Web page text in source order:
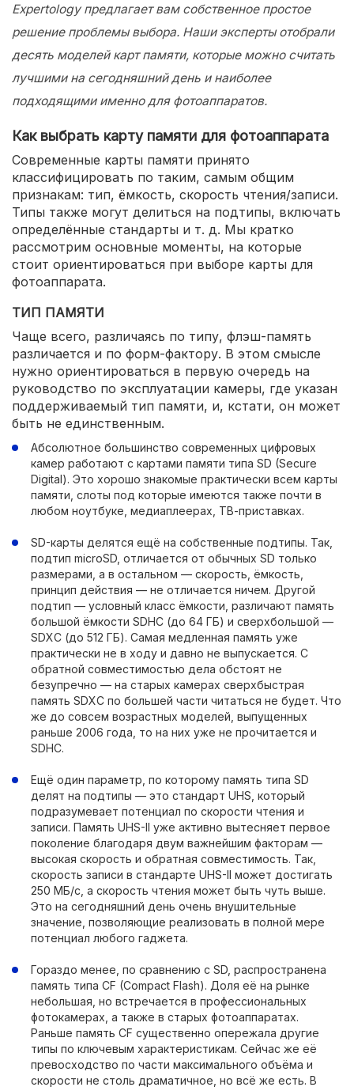
Expertology предлагает вам собственное простое
решение проблемы выбора. Наши эксперты отобрали
десять моделей карт памяти, которые можно считать
лучшими на сегодняшний день и наиболее
подходящими именно для фотоаппаратов.
Как выбрать карту памяти для фотоаппарата
Современные карты памяти принято
классифицировать по таким, самым общим
признакам: тип, ёмкость, скорость чтения/записи.
Типы также могут делиться на подтипы, включать
определённые стандарты и т. д. Мы кратко
рассмотрим основные моменты, на которые
стоит ориентироваться при выборе карты для
фотоаппарата.
ТИП ПАМЯТИ
Чаще всего, различаясь по типу, флэш-память
различается и по форм-фактору. В этом смысле
нужно ориентироваться в первую очередь на
руководство по эксплуатации камеры, где указан
поддерживаемый тип памяти, и, кстати, он может
быть не единственным.
Абсолютное большинство современных цифровых
камер работают с картами памяти типа SD (Secure
Digital). Это хорошо знакомые практически всем карты
памяти, слоты под которые имеются также почти в
любом ноутбуке, медиаплеерах, ТВ-приставках.
SD-карты делятся ещё на собственные подтипы. Так,
подтип microSD, отличается от обычных SD только
размерами, а в остальном — скорость, ёмкость,
принцип действия — не отличается ничем. Другой
подтип — условный класс ёмкости, различают память
большой ёмкости SDHC (до 64 ГБ) и сверхбольшой —
SDXC (до 512 ГБ). Самая медленная память уже
практически не в ходу и давно не выпускается. С
обратной совместимостью дела обстоят не
безупречно — на старых камерах сверхбыстрая
память SDXC по большей части читаться не будет. Что
же до совсем возрастных моделей, выпущенных
раньше 2006 года, то на них уже не прочитается и
SDHC.
Ещё один параметр, по которому память типа SD
делят на подтипы — это стандарт UHS, который
подразумевает потенциал по скорости чтения и
записи. Память UHS-II уже активно вытесняет первое
поколение благодаря двум важнейшим факторам —
высокая скорость и обратная совместимость. Так,
скорость записи в стандарте UHS-II может достигать
250 МБ/c, а скорость чтения может быть чуть выше.
Это на сегодняшний день очень внушительные
значение, позволяющие реализовать в полной мере
потенциал любого гаджета.
Гораздо менее, по сравнению с SD, распространена
память типа CF (Compact Flash). Доля её на рынке
небольшая, но встречается в профессиональных
фотокамерах, а также в старых фотоаппаратах.
Раньше память CF существенно опережала другие
типы по ключевым характеристикам. Сейчас же её
превосходство по части максимального объёма и
скорости не столь драматичное, но всё же есть. В